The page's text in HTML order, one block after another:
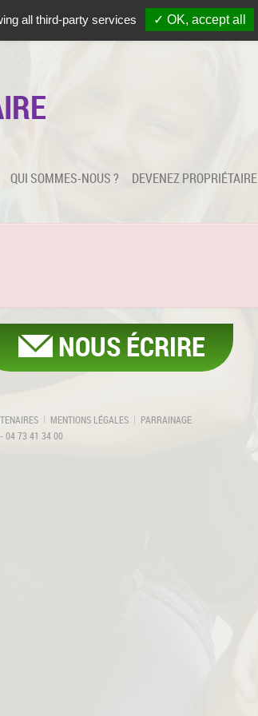
PARRAINAGE PLAN D'ACCÈS
QUI SOMMES-NOUS ? DEVENEZ PROPRIÉTAIRE
NOUS ÉCRIRE
MENTIONS LÉGALES
PARRAINAGE
- 04 73 41 34 00
all third-party services ✓ OK, accept all